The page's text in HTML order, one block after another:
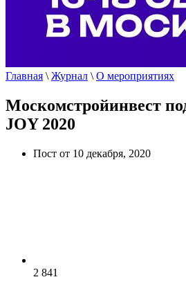
Главная \ Журнал \ О мероприятиях
Москомстройинвест
JOY 2020
Пост от 10 декабря, 2020
2 841